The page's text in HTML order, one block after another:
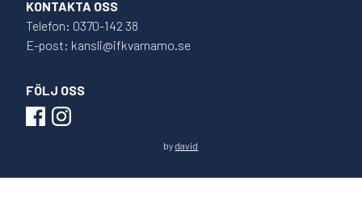
KONTAKTA OSS
Telefon: 0370-142 38
E-post: kansli@ifkvarnamo.se
FÖLJ OSS
by david